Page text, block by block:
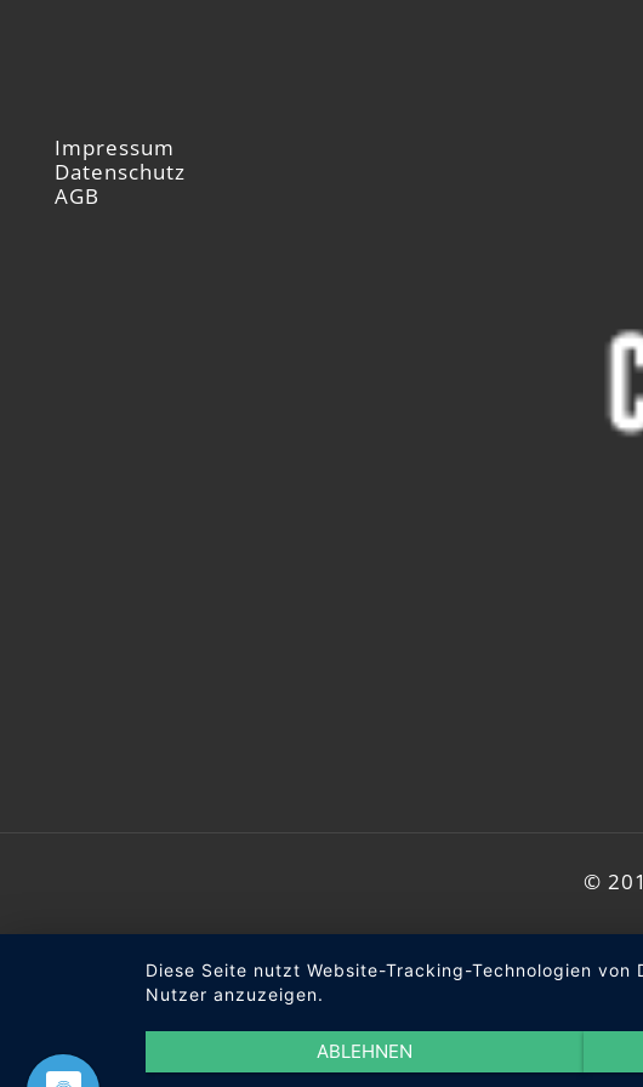
Impressum
Datenschutz
AGB
©
Diese Seite nutzt Website-Tracking-Technologien
Nutzer anzuzeigen.
ABLEHNEN